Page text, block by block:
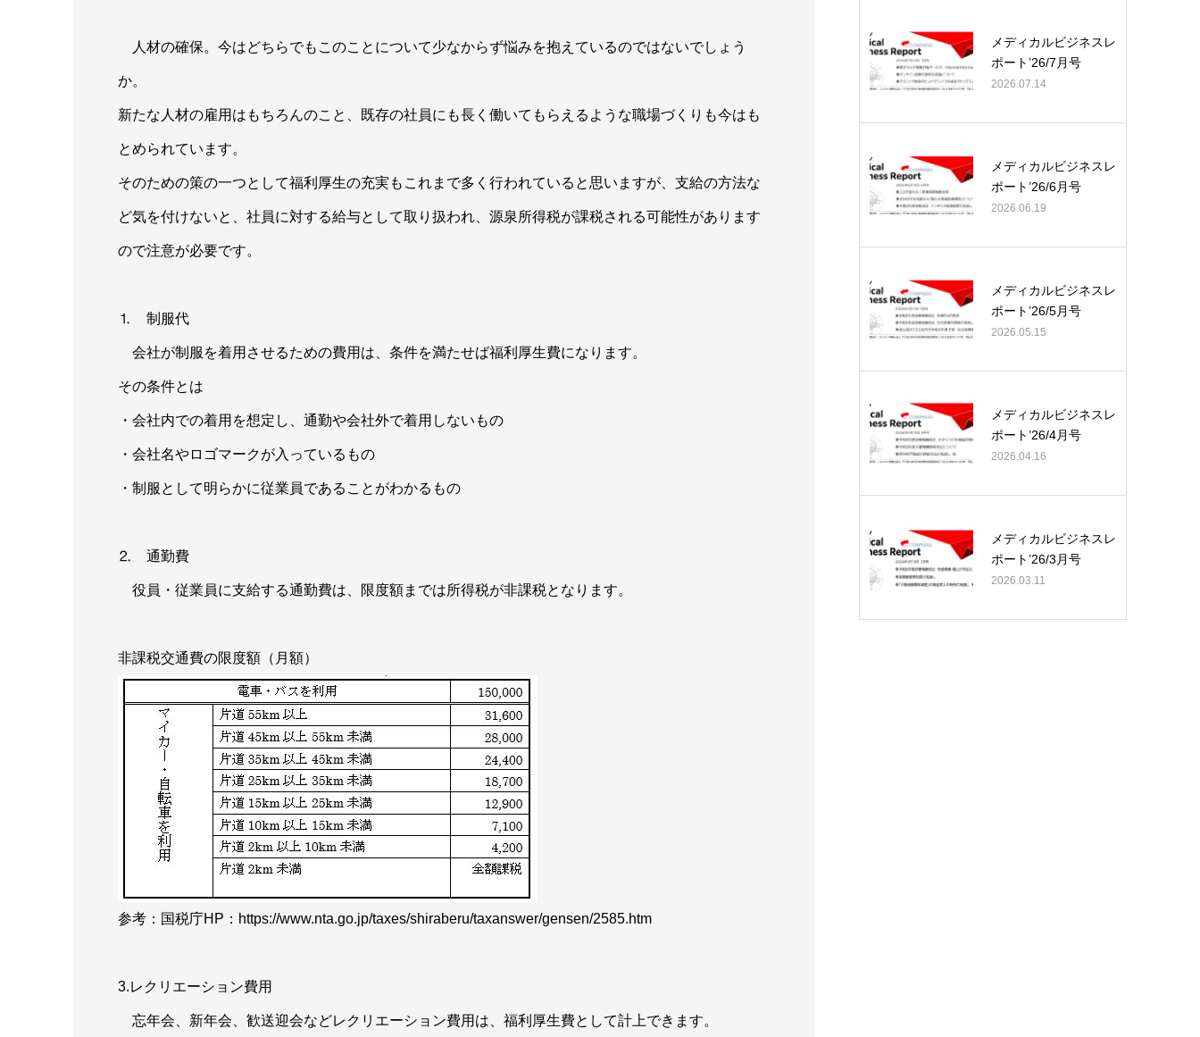
人材の確保。今はどちらでもこのことについて少なからず悩みを抱えているのではないでしょう
か。
新たな人材の雇用はもちろんのこと、既存の社員にも長く働いてもらえるような職場づくりも今はも
とめられています。
そのための策の一つとして福利厚生の充実もこれまで多く行われていると思いますが、支給の方法な
ど気を付けないと、社員に対する給与として取り扱われ、源泉所得税が課税される可能性があります
ので注意が必要です。
⒈ 制服代
会社が制服を着用させるための費用は、条件を満たせば福利厚生費になります。
その条件とは
・会社内での着用を想定し、通勤や会社外で着用しないもの
・会社名やロゴマークが入っているもの
・制服として明らかに従業員であることがわかるもの
⒉ 通勤費
役員・従業員に支給する通勤費は、限度額までは所得税が非課税となります。
非課税交通費の限度額（月額）
参考：国税庁HP：https://www.nta.go.jp/taxes/shiraberu/taxanswer/gensen/2585.htm
3.レクリエーション費用
忘年会、新年会、歓送迎会などレクリエーション費用は、福利厚生費として計上できます。
メディカルビジネスレ
ポート’26/7月号
2026.07.14
メディカルビジネスレ
ポート’26/6月号
2026.06.19
メディカルビジネスレ
ポート’26/5月号
2026.05.15
メディカルビジネスレ
ポート’26/4月号
2026.04.16
メディカルビジネスレ
ポート’26/3月号
2026.03.11